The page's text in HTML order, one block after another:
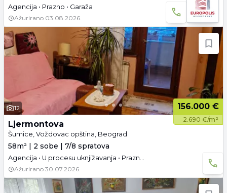
Agencija • Prazno • Garaža
Ažurirano 03.08.2026.
12 156.000 €
2.690 €/m²
Ljermontova
Šumice, Voždovac opština, Beograd
58m² | 2 sobe | 7/8 spratova
Agencija • U procesu uknjižavanja • Prazno • Podrum • Parking
Ažurirano 30.07.2026.